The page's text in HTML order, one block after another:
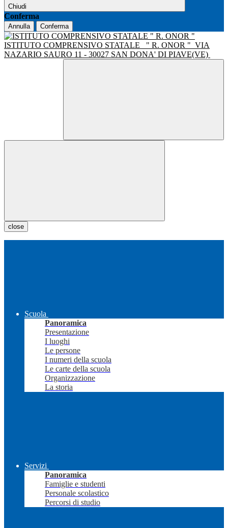
Chiudi
Conferma
Annulla Conferma
ISTITUTO COMPRENSIVO STATALE " R. ONOR " VIA
NAZARIO SAURO 11 - 30027 SAN DONA' DI PIAVE(VE)
close
Scuola
Panoramica
Presentazione
I luoghi
Le persone
I numeri della scuola
Le carte della scuola
Organizzazione
La storia
Servizi
Panoramica
Famiglie e studenti
Personale scolastico
Percorsi di studio